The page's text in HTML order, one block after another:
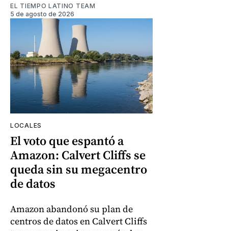
EL TIEMPO LATINO TEAM
5 de agosto de 2026
LOCALES
El voto que espantó a
Amazon: Calvert Cliffs se
queda sin su megacentro
de datos
Amazon abandonó su plan de
centros de datos en Calvert Cliffs